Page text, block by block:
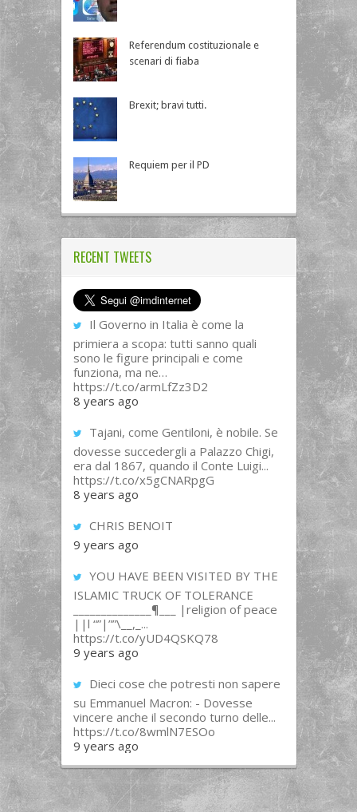
Referendum costituzionale e
scenari di fiaba
Brexit; bravi tutti.
Requiem per il PD
RECENT TWEETS
Il Governo in Italia è come la
primiera a scopa: tutti sanno quali
sono le figure principali e come
funziona, ma ne…
https://t.co/armLfZz3D2
8 years ago
Tajani, come Gentiloni, è nobile. Se
dovesse succedergli a Palazzo Chigi,
era dal 1867, quando il Conte Luigi...
https://t.co/x5gCNARpgG
8 years ago
CHRIS BENOIT
9 years ago
YOU HAVE BEEN VISITED BY THE
ISLAMIC TRUCK OF TOLERANCE
______________¶___ |religion of peace
||l “”|””\__,_...
https://t.co/yUD4QSKQ78
9 years ago
Dieci cose che potresti non sapere
su Emmanuel Macron: - Dovesse
vincere anche il secondo turno delle...
https://t.co/8wmlN7ESOo
9 years ago